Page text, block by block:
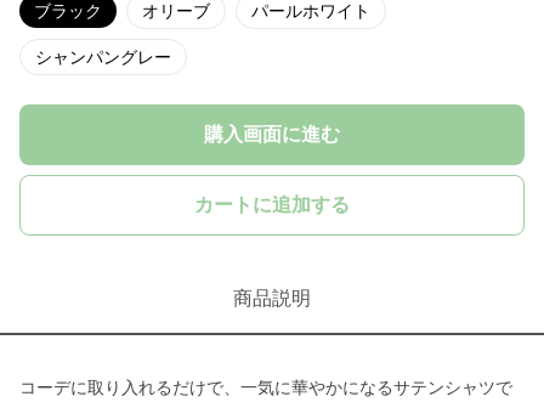
ブラック オリーブ パールホワイト
シャンパングレー
購入画面に進む
カートに追加する
商品説明
コーデに取り入れるだけで、一気に華やかになるサテンシャツで